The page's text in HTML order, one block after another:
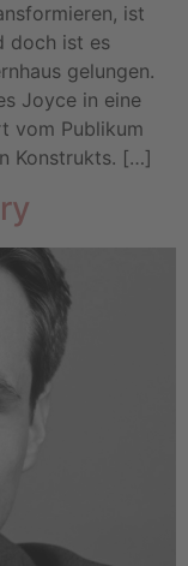
ist
doch ist es
gelungen.
Joyce in eine
vom Publikum
Konstrukts. […]